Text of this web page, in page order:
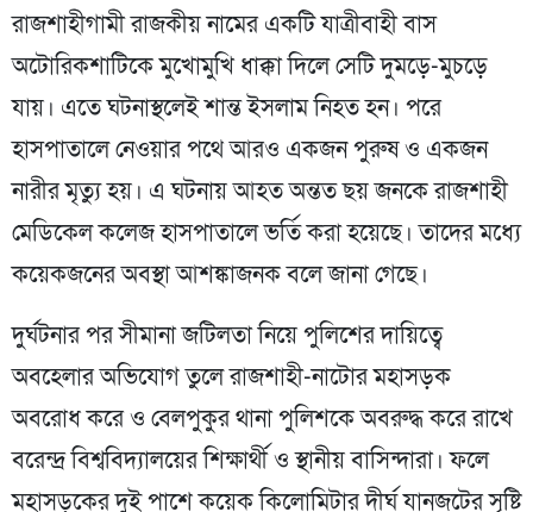
রাজশাহীগামী রাজকীয় নামের একটি যাত্রীবাহী বাস
অটোরিকশাটিকে মুখোমুখি ধাক্কা দিলে সেটি দুমড়ে-মুচড়ে
যায়। এতে ঘটনাস্থলেই শান্ত ইসলাম নিহত হন। পরে
হাসপাতালে নেওয়ার পথে আরও একজন পুরুষ ও একজন
নারীর মৃত্যু হয়। এ ঘটনায় আহত অন্তত ছয় জনকে রাজশাহী
মেডিকেল কলেজ হাসপাতালে ভর্তি করা হয়েছে। তাদের মধ্যে
কয়েকজনের অবস্থা আশঙ্কাজনক বলে জানা গেছে।
দুর্ঘটনার পর সীমানা জটিলতা নিয়ে পুলিশের দায়িত্বে
অবহেলার অভিযোগ তুলে রাজশাহী-নাটোর মহাসড়ক
অবরোধ করে ও বেলপুকুর থানা পুলিশকে অবরুদ্ধ করে রাখে
বরেন্দ্র বিশ্ববিদ্যালয়ের শিক্ষার্থী ও স্থানীয় বাসিন্দারা। ফলে
মহাসড়কের দুই পাশে কয়েক কিলোমিটার দীর্ঘ যানজটের সৃষ্টি